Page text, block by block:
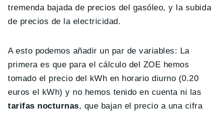
tremenda bajada de precios del gasóleo, y la subida
de precios de la electricidad.
A esto podemos añadir un par de variables: La
primera es que para el cálculo del ZOE hemos
tomado el precio del kWh en horario diurno (0.20
euros el kWh) y no hemos tenido en cuenta ni las
tarifas nocturnas, que bajan el precio a una cifra